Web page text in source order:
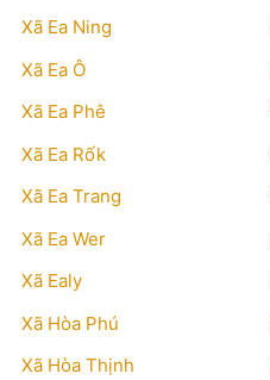
Xã Ea Ning
Xã Ea Ô
Xã Ea Phê
Xã Ea Rốk
Xã Ea Trang
Xã Ea Wer
Xã Ealy
Xã Hòa Phú
Xã Hòa Thịnh